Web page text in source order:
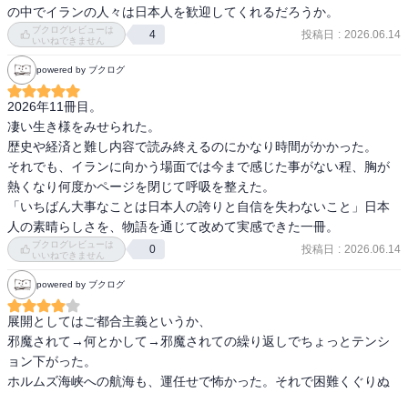
の中でイランの人々は日本人を歓迎してくれるだろうか。
ブクログレビューは
いいねできません
4 投稿日 : 2026.06.14
powered by ブクログ
2026年11冊目。
凄い生き様をみせられた。
歴史や経済と難し内容で読み終えるのにかなり時間がかかった。
それでも、イランに向かう場面では今まで感じた事がない程、胸が
熱くなり何度かページを閉じて呼吸を整えた。
「いちばん大事なことは日本人の誇りと自信を失わないこと」日本
人の素晴らしさを、物語を通じて改めて実感できた一冊。
ブクログレビューは
いいねできません
0 投稿日 : 2026.06.14
powered by ブクログ
展開としてはご都合主義というか、
邪魔されて→何とかして→邪魔されての繰り返しでちょっとテンシ
ョン下がった。
ホルムズ海峡への航海も、運任せで怖かった。それで困難くぐりぬ